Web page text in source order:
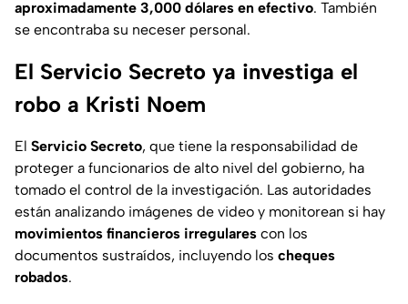
aproximadamente 3,000 dólares en efectivo. También
se encontraba su neceser personal.
El Servicio Secreto ya investiga el
robo a Kristi Noem
El Servicio Secreto, que tiene la responsabilidad de
proteger a funcionarios de alto nivel del gobierno, ha
tomado el control de la investigación. Las autoridades
están analizando imágenes de video y monitorean si hay
movimientos financieros irregulares con los
documentos sustraídos, incluyendo los cheques
robados.